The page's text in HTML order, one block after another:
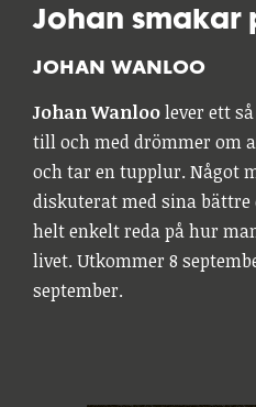
Johan smakar
JOHAN WANLOO
Johan Wanloolever ett
till och med drömmer om
och tar en tupplur. Något
diskuterat med sina
helt enkelt reda på hur
livet. Utkommer 8
september.